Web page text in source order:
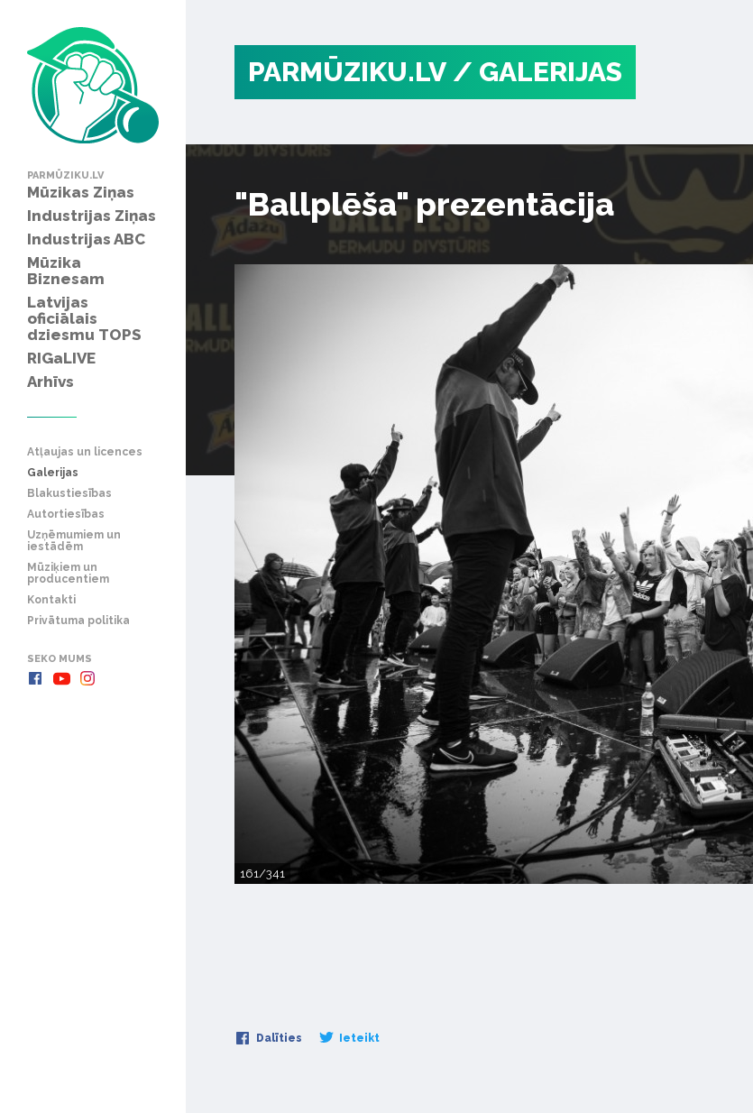
PARMŪZIKU.LV
Mūzikas Ziņas
Industrijas Ziņas
Industrijas ABC
Mūzika
Biznesam
Latvijas
oficiālais
dziesmu TOPS
RIGaLIVE
Arhīvs
Atļaujas un licences
Galerijas
Blakustiesības
Autortiesības
Uzņēmumiem un
iestādēm
Mūziķiem un
producentiem
Kontakti
Privātuma politika
SEKO MUMS
PARMŪZIKU.LV / GALERIJAS
"Ballplēša" prezentācija
161/341
Dalīties Ieteikt